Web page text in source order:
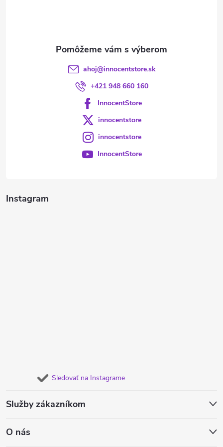
Instagram
Sledovať na Instagrame
Služby zákazníkom
O nás
ahoj@innocentstore.sk
+421 948 660 160
InnocentStore
innocentstore
innocentstore
InnocentStore